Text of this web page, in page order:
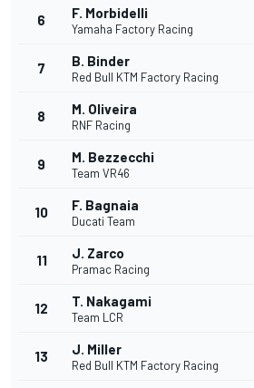
6 F. Morbidelli
Yamaha Factory Racing
7 B. Binder
Red Bull KTM Factory Racing
8 M. Oliveira
RNF Racing
9 M. Bezzecchi
Team VR46
10 F. Bagnaia
Ducati Team
11 J. Zarco
Pramac Racing
12 T. Nakagami
Team LCR
13 J. Miller
Red Bull KTM Factory Racing